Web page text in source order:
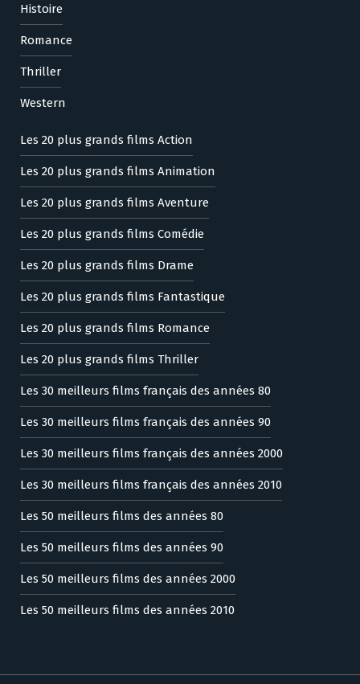
Histoire
Romance
Thriller
Western
Les 20 plus grands films Action
Les 20 plus grands films Animation
Les 20 plus grands films Aventure
Les 20 plus grands films Comédie
Les 20 plus grands films Drame
Les 20 plus grands films Fantastique
Les 20 plus grands films Romance
Les 20 plus grands films Thriller
Les 30 meilleurs films français des années 80
Les 30 meilleurs films français des années 90
Les 30 meilleurs films français des années 2000
Les 30 meilleurs films français des années 2010
Les 50 meilleurs films des années 80
Les 50 meilleurs films des années 90
Les 50 meilleurs films des années 2000
Les 50 meilleurs films des années 2010